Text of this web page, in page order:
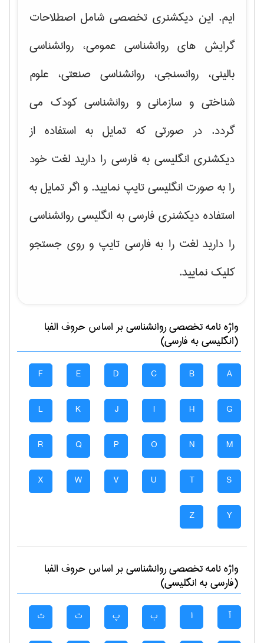
ایم. این دیکشنری تخصصی شامل اصطلاحات
گرایش های روانشناسی عمومی، روانشناسی
بالینی، روانسنجی، روانشناسی صنعتی، علوم
شناختی و سازمانی و روانشناسی کودک می
گردد. در صورتی که تمایل به استفاده از
دیکشنری انگلیسی به فارسی را دارید لغت خود
را به صورت انگلیسی تایپ نمایید. و اگر تمایل به
استفاده دیکشنری فارسی به انگلیسی روانشناسی
را دارید لغت را به فارسی تایپ و روی جستجو
کلیک نمایید.
واژه نامه تخصصیروانشناسیبر اساس حروف الفبا
(انگلیسی به فارسی)
A
B
C
D
E
F
G
H
I
J
K
L
M
N
O
P
Q
R
S
T
U
V
W
X
Y
Z
واژه نامه تخصصیروانشناسیبر اساس حروف الفبا
(فارسی به انگلیسی)
آ ا ب پ ت ث